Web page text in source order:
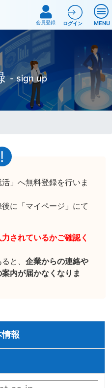
MENU
会員登録 ログイン
- sign up
」へ無料登録を行いま
に「マイページ」にて
されているかご確認く
ると、企業からの連絡や
案内が届かなくなりま
報